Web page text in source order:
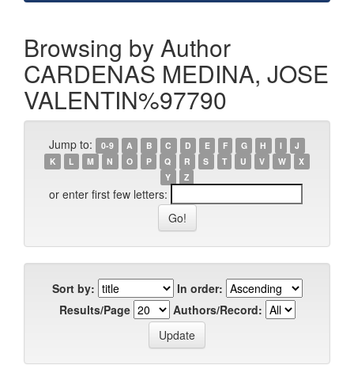
Browsing by Author
CARDENAS MEDINA, JOSE
VALENTIN%97790
Jump to: 0-9 A B C D E F G H I
J
K
L M N O P Q R S T U V W
X
Y
Z
or enter first few letters:
Sort by:
In order:
Results/Page
Authors/Record: